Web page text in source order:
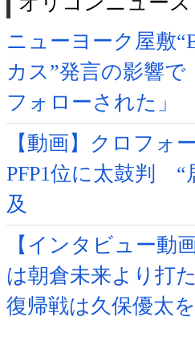
ニューヨーク屋敷
カス”発言の影響で
フォローされた」
【動画】クロフォ
PFP1位に太鼓判 “
及
【インタビュー動
は朝倉未来より打
復帰戦は久保優太